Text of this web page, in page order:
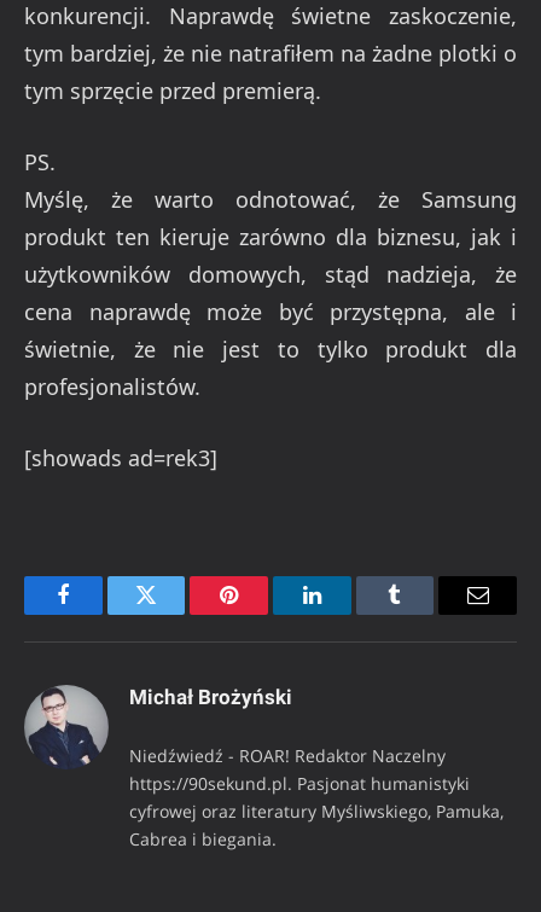
konkurencji. Naprawdę świetne zaskoczenie,
tym bardziej, że nie natrafiłem na żadne plotki o
tym sprzęcie przed premierą.
PS.
Myślę, że warto odnotować, że Samsung
produkt ten kieruje zarówno dla biznesu, jak i
użytkowników domowych, stąd nadzieja, że
cena naprawdę może być przystępna, ale i
świetnie, że nie jest to tylko produkt dla
profesjonalistów.
[showads ad=rek3]
FacebookTwitter Pinterest LinkedInTumblr Email
Michał Brożyński
Niedźwiedź - ROAR! Redaktor Naczelny
https://90sekund.pl. Pasjonat humanistyki
cyfrowej oraz literatury Myśliwskiego, Pamuka,
Cabrea i biegania.